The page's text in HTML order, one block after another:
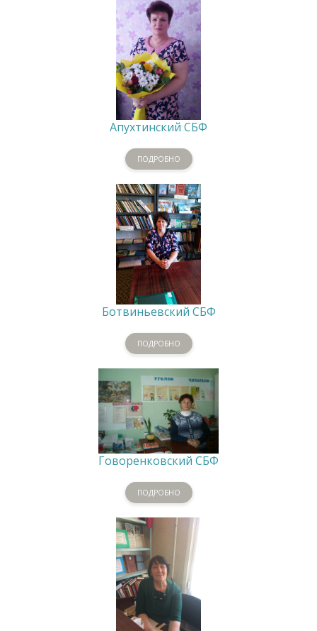
Апухтинский СБФ
ПОДРОБНО
Ботвиньевский СБФ
ПОДРОБНО
Говоренковский СБФ
ПОДРОБНО